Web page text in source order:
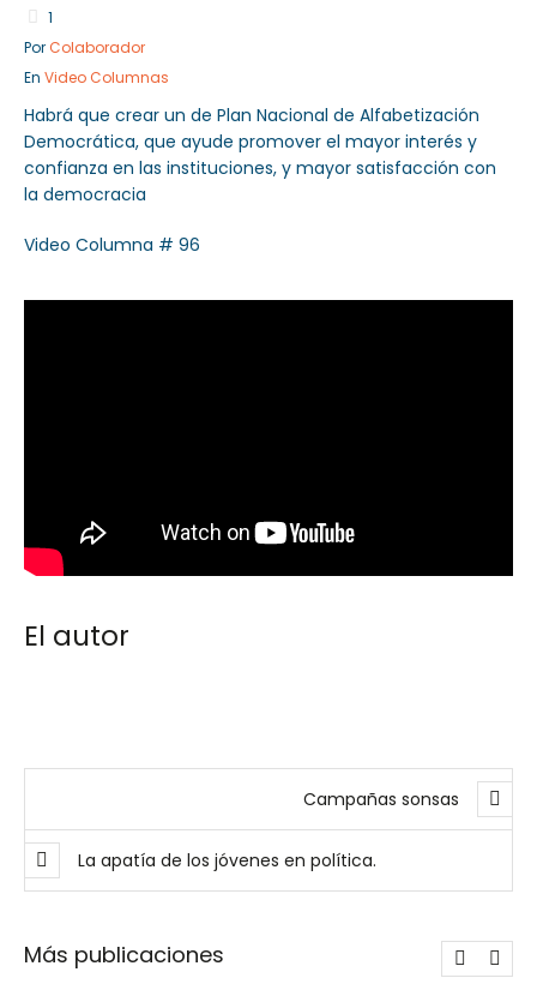
Sector Público
1
Por Colaborador
En Video Columnas
Habrá que crear un de Plan Nacional de Alfabetización
Democrática, que ayude promover el mayor interés y
confianza en las instituciones, y mayor satisfacción con
la democracia
Video Columna # 96
El autor
Campañas sonsas
La apatía de los jóvenes en política.
Más publicaciones